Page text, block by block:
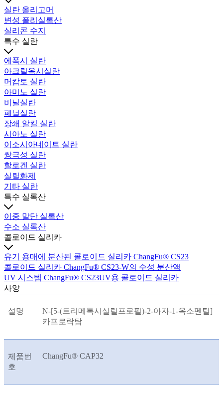
실란 올리고머
변성 폴리실록산
실리콘 수지
특수 실란
에폭시 실란
아크릴옥시실란
머캅토 실란
아미노 실란
비닐실란
페닐실란
장쇄 알킬 실란
시아노 실란
이소시아네이트 실란
쌍극성 실란
할로겐 실란
실릴화제
기타 실란
특수 실록산
이중 말단 실록산
수소 실록산
콜로이드 실리카
유기 용매에 분산된 콜로이드 실리카 ChangFu® CS23
콜로이드 실리카 ChangFu® CS23-W의 수성 분산액
UV 시스템 ChangFu® CS23UV용 콜로이드 실리카
사양
설명
N-[5-(트리메톡시실릴프로필)-2-아자-1-옥소펜틸]
카프로락탐
제품번
호
ChangFu® CAP32